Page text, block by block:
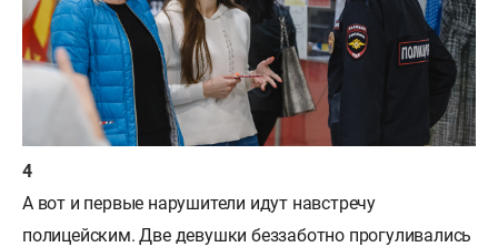
А вот и первые нарушители идут навстречу
полицейским. Две девушки беззаботно прогуливались